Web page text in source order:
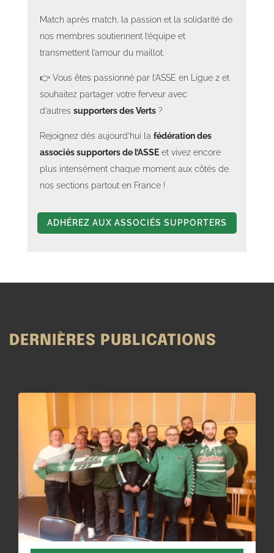
Section 21 Green Brothers - ASSE vs Pau FC - Octobre 2025
Section 21 Green Brothers - ASSE vs Pau FC - Octobre 2025-1
Section 21 Green Brothers - ASSE vs Pau FC - Octobre 2025-4
Section 21 Green Brothers - ASSE vs Pau FC - Octobre 2025-5
Section 38 Saint saturnin les avignon - asse vs pau fc - octobre 2025
Section 38 Saint saturnin les avignon - ASSE vs Pau FC - Octobre
2025-5
Match après match, la passion et la solidarité de
nos membres soutiennent l’équipe et
transmettent l’amour du maillot.
👉 Vous êtes passionné par l’ASSE en Ligue 2 et
souhaitez partager votre ferveur avec
d’autres supporters des Verts ?
Rejoignez dès aujourd’hui la fédération des
associés supporters de l’ASSE et vivez encore
plus intensément chaque moment aux côtés de
nos sections partout en France !
ADHÉREZ AUX ASSOCIÉS SUPPORTERS
DERNIÈRES PUBLICATIONS